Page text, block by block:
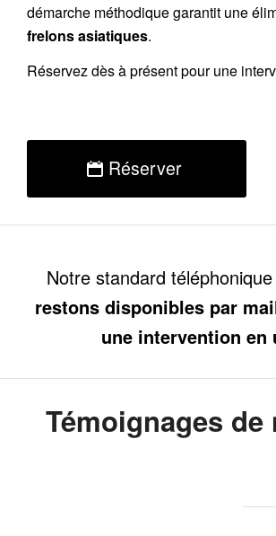
démarche méthodique garantit une
frelons asiatiques.
Réservezdès à présent pour une
Réserver
Notre standard
restons disponibles par
une intervention
Témoignages de